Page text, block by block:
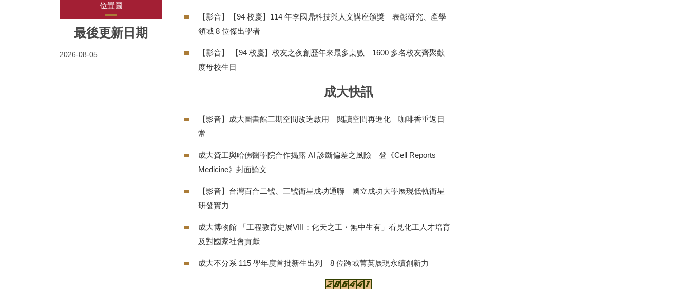
位置圖
最後更新日期
2026-08-05
【影音】【94 校慶】114 年李國鼎科技與人文講座頒獎 表彰研究、產學
領域 8 位傑出學者
【影音】 【94 校慶】校友之夜創歷年來最多桌數 1600 多名校友齊聚歡
度母校生日
成大快訊
【影音】成大圖書館三期空間改造啟用 閱讀空間再進化 咖啡香重返日
常
成大資工與哈佛醫學院合作揭露 AI 診斷偏差之風險 登《Cell Reports
Medicine》封面論文
【影音】台灣百合二號、三號衛星成功通聯 國立成功大學展現低軌衛星
研發實力
成大博物館 「工程教育史展VIII：化天之工・無中生有」看見化工人才培育
及對國家社會貢獻
成大不分系 115 學年度首批新生出列 8 位跨域菁英展現永續創新力